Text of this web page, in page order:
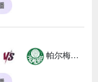
帕尔梅拉斯